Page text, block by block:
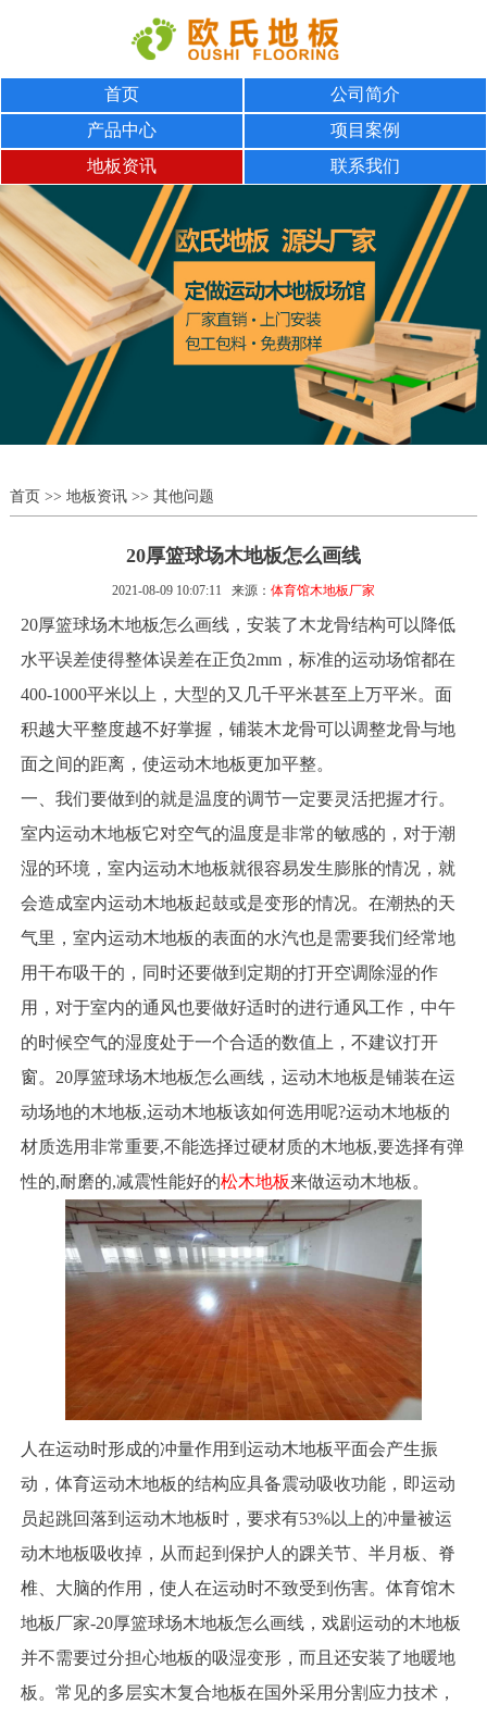
首页
公司简介
产品中心
项目案例
地板资讯
联系我们
首页>> 地板资讯>> 其他问题
20厚篮球场木地板怎么画线
2021-08-09 10:07:11 来源： 体育馆木地板厂家
20厚篮球场木地板怎么画线，安装了木龙骨结构可以降低
水平误差使得整体误差在正负2mm，标准的运动场馆都在
400-1000平米以上，大型的又几千平米甚至上万平米。面
积越大平整度越不好掌握，铺装木龙骨可以调整龙骨与地
面之间的距离，使运动木地板更加平整。
一、我们要做到的就是温度的调节一定要灵活把握才行。
室内运动木地板它对空气的温度是非常的敏感的，对于潮
湿的环境，室内运动木地板就很容易发生膨胀的情况，就
会造成室内运动木地板起鼓或是变形的情况。在潮热的天
气里，室内运动木地板的表面的水汽也是需要我们经常地
用干布吸干的，同时还要做到定期的打开空调除湿的作
用，对于室内的通风也要做好适时的进行通风工作，中午
的时候空气的湿度处于一个合适的数值上，不建议打开
窗。20厚篮球场木地板怎么画线，运动木地板是铺装在运
动场地的木地板,运动木地板该如何选用呢?运动木地板的
材质选用非常重要,不能选择过硬材质的木地板,要选择有弹
性的,耐磨的,减震性能好的松木地板来做运动木地板。
人在运动时形成的冲量作用到运动木地板平面会产生振
动，体育运动木地板的结构应具备震动吸收功能，即运动
员起跳回落到运动木地板时，要求有53%以上的冲量被运
动木地板吸收掉，从而起到保护人的踝关节、半月板、脊
椎、大脑的作用，使人在运动时不致受到伤害。体育馆木
地板厂家-20厚篮球场木地板怎么画线，戏剧运动的木地板
并不需要过分担心地板的吸湿变形，而且还安装了地暖地
板。常见的多层实木复合地板在国外采用分割应力技术，